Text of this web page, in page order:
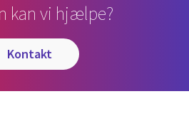
kan vi hjælpe?
kontakt